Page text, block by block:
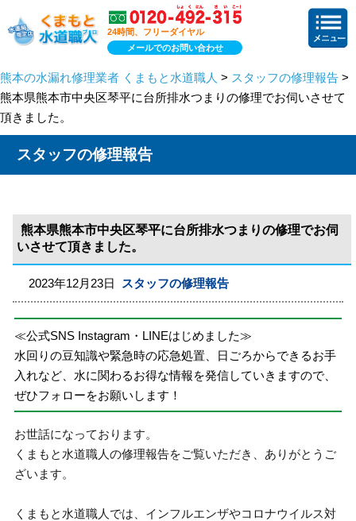
24時間、フリーダイヤル
メールでのお問い合わせ
熊本の水漏れ修理業者 くまもと水道職人 > スタッフの修理報告 >
熊本県熊本市中央区琴平に台所排水つまりの修理でお伺いさせて
頂きました。
スタッフの修理報告
熊本県熊本市中央区琴平に台所排水つまりの修理でお伺
いさせて頂きました。
2023年12月23日 スタッフの修理報告
≪公式SNS Instagram・LINEはじめました≫
水回りの豆知識や緊急時の応急処置、日ごろからできるお手
入れなど、水に関わるお得な情報を発信していきますので、
ぜひフォローをお願いします！
お世話になっております。
くまもと水道職人の修理報告をご覧いただき、ありがとうご
ざいます。
くまもと水道職人では、インフルエンザやコロナウイルス対